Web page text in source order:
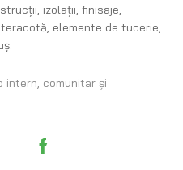
izolaţii, finisaje,
teracotă, elemente de tucerie,
intern, comunitar și